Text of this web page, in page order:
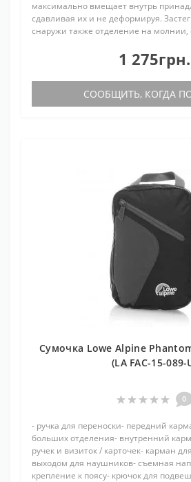
максимально вмещает внутрь
сдавливая их и не деформируя.
снаружи также отделение на молнии,
1 275грн.
СООБЩИТЬ, КОГДА
Сумочка Lowe Alpine
(LA FAC-15-089-
0
- ручка для переноски- передний
больших отделения- внутренний
ручек и визиток / карточек- карман
выходом для наушников- съемная
крепление к поясу- крючок для